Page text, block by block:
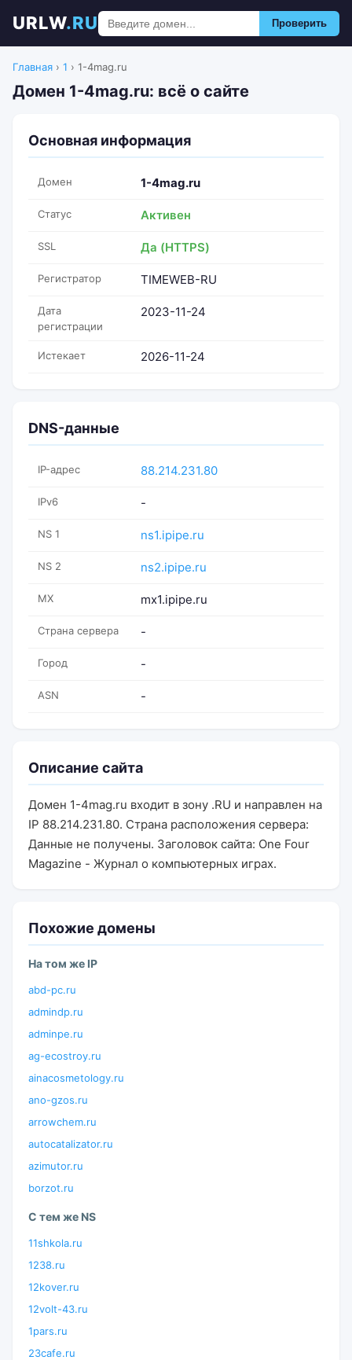
URLW.RU Проверить
Главная › 1 › 1-4mag.ru
Домен 1-4mag.ru: всё о сайте
Основная информация
Домен 1-4mag.ru
Статус Активен
SSL Да (HTTPS)
Регистратор TIMEWEB-RU
Дата
регистрации
2023-11-24
Истекает 2026-11-24
DNS-данные
IP-адрес 88.214.231.80
IPv6 -
NS 1 ns1.ipipe.ru
NS 2 ns2.ipipe.ru
MX mx1.ipipe.ru
Страна сервера -
Город -
ASN -
Описание сайта
Домен 1-4mag.ru входит в зону .RU и направлен на
IP 88.214.231.80. Страна расположения сервера:
Данные не получены. Заголовок сайта: One Four
Magazine - Журнал о компьютерных играх.
Похожие домены
На том же IP
abd-pc.ru
admindp.ru
adminpe.ru
ag-ecostroy.ru
ainacosmetology.ru
ano-gzos.ru
arrowchem.ru
autocatalizator.ru
azimutor.ru
borzot.ru
С тем же NS
11shkola.ru
1238.ru
12kover.ru
12volt-43.ru
1pars.ru
23cafe.ru